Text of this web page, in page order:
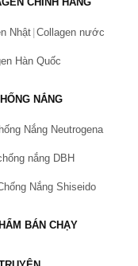
Nhật Collagen nước
Hàn Quốc
NẮNG
Nắng Neutrogena
nắng DBH
Nắng Shiseido
BÁN CHẠY